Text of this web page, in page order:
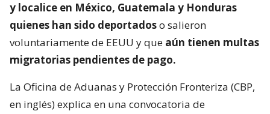
y localice en México, Guatemala y Honduras
quienes han sido deportadoso salieron
voluntariamente de EEUU y que aún tienen multas
migratorias pendientes de pago.
La Oficina de Aduanas y Protección Fronteriza (CBP,
en inglés) explica en una convocatoria de